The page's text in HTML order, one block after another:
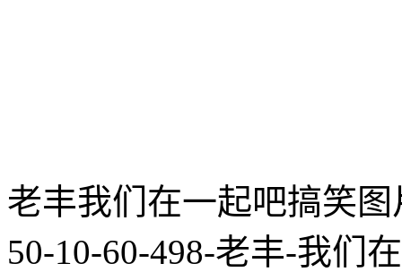
老丰我们在一起吧搞笑图
50-10-60-498-老丰-我们